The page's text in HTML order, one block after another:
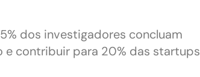
dos investigadores concluam
e contribuir para 20% das startups